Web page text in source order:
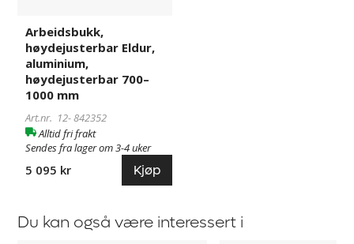
Arbeidsbukk,
høydejusterbar Eldur,
aluminium,
høydejusterbar 700–
1000 mm
Art.nr. 12-842352
Alltid fri frakt
Sendes fra lager om 3-4 uker
5 095 kr Kjøp
Du kan også være interessert i